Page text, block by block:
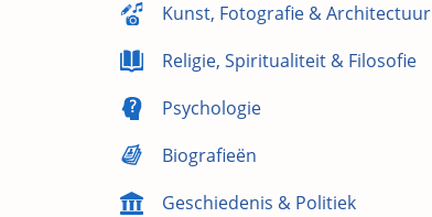
Kunst, Fotografie & Architectuur
Religie, Spiritualiteit & Filosofie
Psychologie
Biografieën
Geschiedenis & Politiek